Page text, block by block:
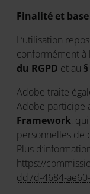
Finalité et
L’utilisation
conformément à
du RGPD et au
Adobe traite
Adobe participe
Framework,
personnelles de
Plus
https://
dd7d-4684-